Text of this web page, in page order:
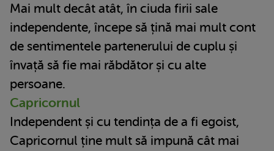
Mai mult decât atât, în ciuda firii sale
independente, începe să țină mai mult cont
de sentimentele partenerului de cuplu și
învață să fie mai răbdător și cu alte
persoane.
Capricornul
Independent și cu tendința de a fi egoist,
Capricornul ține mult să impună cât mai